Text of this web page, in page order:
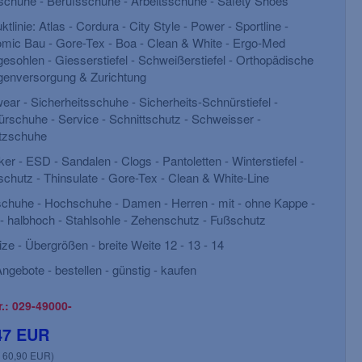
Atlas - Cordura - City Style - Power - Sportline -
Bau - Gore-Tex - Boa - Clean & White - Ergo-Med
- Giesserstiefel - Schweißerstiefel - Orthopädische
& Zurichtung
- Sicherheitsschuhe - Sicherheits-Schnürstiefel -
- Service - Schnittschutz - Schweisser -
- ESD - Sandalen - Clogs - Pantoletten - Winterstiefel -
- Thinsulate - Gore-Tex - Clean & White-Line
- Hochschuhe - Damen - Herren - mit - ohne Kappe -
halbhoch - Stahlsohle - Zehenschutz - Fußschutz
- Übergrößen - breite Weite 12 - 13 - 14
- bestellen - günstig - kaufen
029-49000-
EUR
60,90 EUR)
BIG-TEXXOR-S1-
schwarz/grün